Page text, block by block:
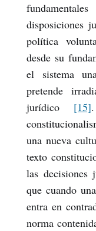
disposiciones
política
desde su
el sistema
pretende
jurídico [15]
una nueva
texto
las decisiones
que cuando
entra en
norma